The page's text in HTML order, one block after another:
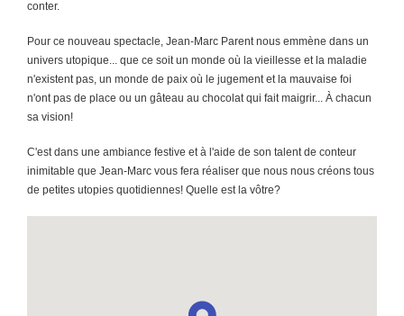
conter.
Pour ce nouveau spectacle, Jean-Marc Parent nous emmène dans un
univers utopique... que ce soit un monde où la vieillesse et la maladie
n'existent pas, un monde de paix où le jugement et la mauvaise foi
n'ont pas de place ou un gâteau au chocolat qui fait maigrir... À chacun
sa vision!
C'est dans une ambiance festive et à l'aide de son talent de conteur
inimitable que Jean-Marc vous fera réaliser que nous nous créons tous
de petites utopies quotidiennes! Quelle est la vôtre?